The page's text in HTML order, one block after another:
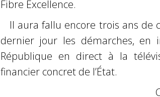
Fibre Excellence.
Il aura fallu encore trois ans de
dernier jour les démarches, en
République en direct à la
financier concret de l’État.